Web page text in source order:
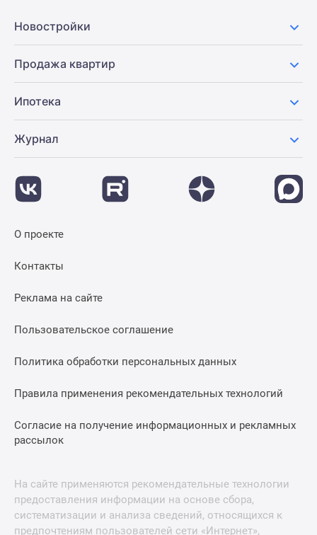
Новостройки
Продажа квартир
Ипотека
Журнал
О проекте
Контакты
Реклама на сайте
Пользовательское соглашение
Политика обработки персональных данных
Правила применения рекомендательных технологий
Согласие на получение информационных и рекламных
рассылок
На сайте применяются рекомендательные технологии
предоставления информации на основе сбора,
систематизации и анализа сведений, относящихся к
предпочтениям пользователей сети «Интернет»,